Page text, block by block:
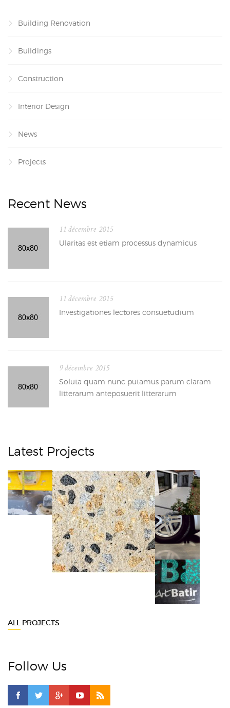
Building Renovation
Buildings
Construction
Interior Design
News
Projects
Recent News
11 décembre 2015
Ularitas est etiam processus dynamicus
11 décembre 2015
Investigationes lectores consuetudium
9 décembre 2015
Soluta quam nunc putamus parum claram
litterarum anteposuerit litterarum
Latest Projects
ALL PROJECTS
Follow Us